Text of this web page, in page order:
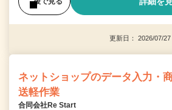
更新日： 2026/07/
ネットショップのデータ入力・
送軽作業
合同会社Re Start